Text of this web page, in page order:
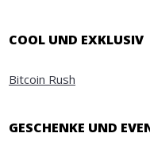
COOL UND EXKLUSIV
Bitcoin Rush
GESCHENKE UND